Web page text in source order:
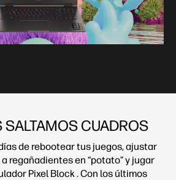
SALTAMOS CUADROS
de rebootear tus juegos, ajustar
regañadientes en “potato” y jugar
Pixel Block . Con los últimos